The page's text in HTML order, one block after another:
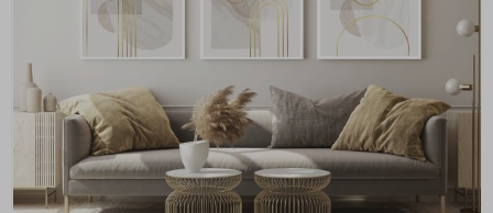
Personalisierte Poster - Fußballspieler
Special
Price
17,00 €